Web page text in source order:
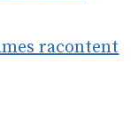
racontent